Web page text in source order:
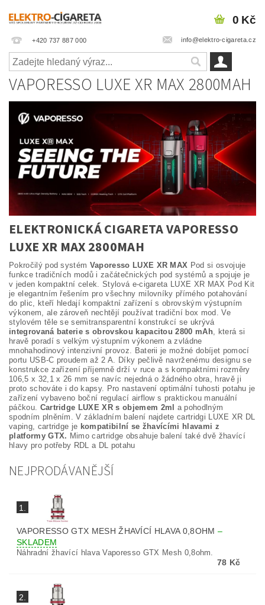
+420 737 887 000 info@elektro-cigareta.cz
0 Kč
VAPORESSO LUXE XR MAX 2800MAH
ELEKTRONICKÁ CIGARETA VAPORESSO
LUXE XR MAX 2800MAH
Pokročilý pod systém Vaporesso LUXE XR MAX Pod si osvojuje
funkce tradičních modů i začátečnických pod systémů a spojuje je
v jeden kompaktní celek. Stylová e-cigareta LUXE XR MAX Pod Kit
je elegantním řešením pro všechny milovníky přímého potahování
do plic, kteří hledají kompaktní zařízení s obrovským výstupním
výkonem, ale zároveň nechtějí používat tradiční box mod. Ve
stylovém těle se semitransparentní konstrukcí se ukrývá
integrovaná baterie s obrovskou kapacitou 2800 mAh, která si
hravě poradí s velkým výstupním výkonem a zvládne
mnohahodinový intenzivní provoz. Baterii je možné dobíjet pomocí
portu USB-C proudem až 2 A. Díky pečlivě navrženému designu se
konstrukce zařízení příjemně drží v ruce a s kompaktními rozměry
106,5 x 32,1 x 26 mm se navíc nejedná o žádného obra, hravě ji
proto schováte i do kapsy. Pro nastavení optimální tuhosti potahu je
zařízení vybaveno boční regulací airflow s praktickou manuální
páčkou. Cartridge LUXE XR s objemem 2ml
a pohodlným
spodním plněním. V základním balení najdete cartridgi LUXE XR DL
vaping, cartridge je kompatibilní se žhavícími hlavami z
platformy GTX. Mimo cartridge obsahuje balení také dvě žhavící
hlavy pro potřeby RDL a DL potahu
NEJPRODÁVANĚJŠÍ
1.
VAPORESSO GTX MESH ŽHAVÍCÍ HLAVA 0,8OHM –
SKLADEM
Náhradní žhavící hlava Vaporesso GTX Mesh 0,8ohm.
78 Kč
2.